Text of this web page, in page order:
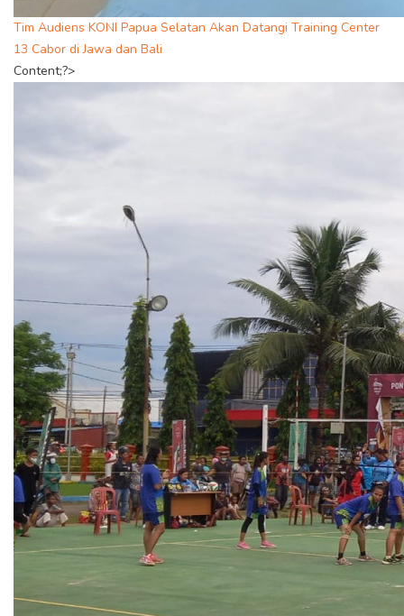
Tim Audiens KONI Papua Selatan Akan Datangi Training Center
13 Cabor di Jawa dan Bali
Content;?>